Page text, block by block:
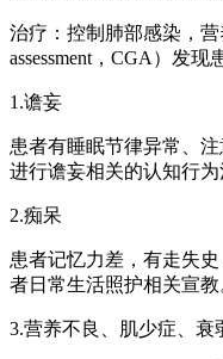
治疗：控制肺部感染，
assessment，CGA）发现
1.谵妄
患者有睡眠节律异常、
进行谵妄相关的认知行
2.痴呆
患者记忆力差，有走失
者日常生活照护相关宣教
3.营养不良、肌少症、衰